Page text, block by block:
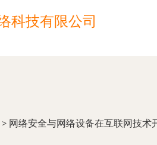
科技有限公司
> 网络安全与网络设备在互联网技术